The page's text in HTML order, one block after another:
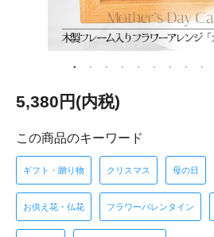
5,380円(内税)
この商品のキーワード
ギフト・贈り物 クリスマス 母の日
お供え花・仏花 フラワーバレンタイン